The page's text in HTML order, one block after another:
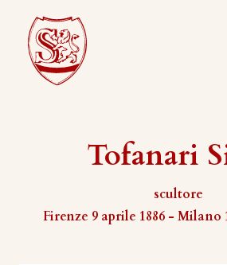
Tofanari
scultore
Firenze 9 aprile 1886 - Milano